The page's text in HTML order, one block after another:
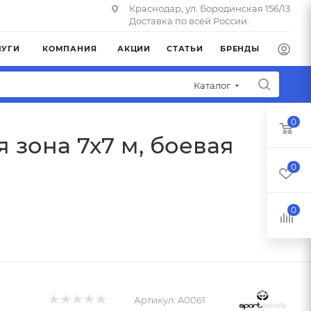
Краснодар, ул. Бородинская 156/13
Доставка по всей России.
КОМПАНИЯ АКЦИИ СТАТЬИ БРЕНДЫ
Каталог
7х7 м, боевая
Артикул: A0061
0
0
0